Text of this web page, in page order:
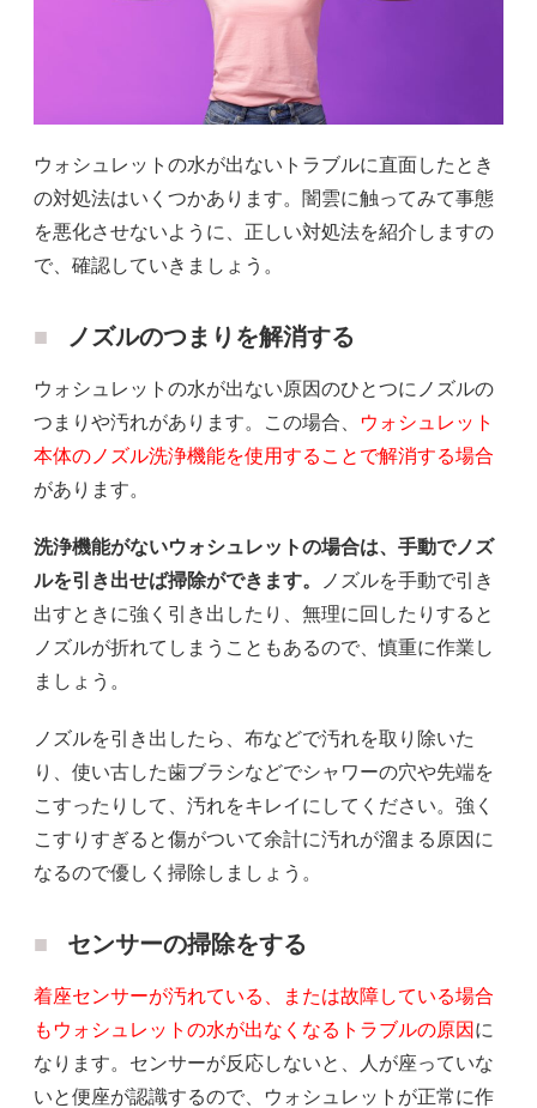
ウォシュレットの水が出ないトラブルに直面したとき
の対処法はいくつかあります。闇雲に触ってみて事態
を悪化させないように、正しい対処法を紹介しますの
で、確認していきましょう。
ノズルのつまりを解消する
ウォシュレットの水が出ない原因のひとつにノズルの
つまりや汚れがあります。この場合、
ウォシュレット
本体のノズル洗浄機能を使用することで解消する場合
があります。
洗浄機能がないウォシュレットの場合は、手動でノズ
ルを引き出せば掃除ができます。
ノズルを手動で引き
出すときに強く引き出したり、無理に回したりすると
ノズルが折れてしまうこともあるので、慎重に作業し
ましょう。
ノズルを引き出したら、布などで汚れを取り除いた
り、使い古した歯ブラシなどでシャワーの穴や先端を
こすったりして、汚れをキレイにしてください。強く
こすりすぎると傷がついて余計に汚れが溜まる原因に
なるので優しく掃除しましょう。
センサーの掃除をする
着座センサーが汚れている、または故障している場合
もウォシュレットの水が出なくなるトラブルの原因 に
なります。センサーが反応しないと、人が座っていな
いと便座が認識するので、ウォシュレットが正常に作